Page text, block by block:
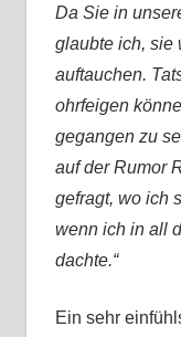
Da Sie in
glaubte ich, sie
auftauchen.
ohrfeigen
gegangen zu
auf der Rumor
gefragt, wo ich
wenn ich in all
dachte.“
Ein sehr